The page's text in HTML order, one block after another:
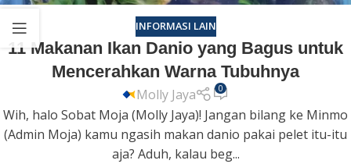
INFORMASI LAIN
11 Makanan Ikan Danio yang Bagus untuk
Mencerahkan Warna Tubuhnya
Molly Jaya 0
Wih, halo Sobat Moja (Molly Jaya)! Jangan bilang ke Minmo
(Admin Moja) kamu ngasih makan danio pakai pelet itu-itu
aja? Aduh, kalau beg...